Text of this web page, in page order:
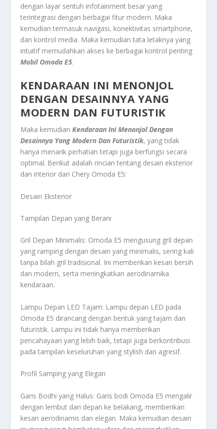
dengan layar sentuh infotainment besar yang
terintegrasi dengan berbagai fitur modern. Maka
kemudian termasuk navigasi, konektivitas smartphone,
dan kontrol media. Maka kemudian tata letaknya yang
intuitif memudahkan akses ke berbagai kontrol penting
Mobil Omoda E5.
KENDARAAN INI MENONJOL
DENGAN DESAINNYA YANG
MODERN DAN FUTURISTIK
Maka kemudianKendaraan Ini Menonjol Dengan
Desainnya Yang Modern Dan Futuristik, yang tidak
hanya menarik perhatian tetapi juga berfungsi secara
optimal. Berikut adalah rincian tentang desain eksterior
dan interior dari Chery Omoda E5:
Desain Eksterior
Tampilan Depan yang Berani
Gril Depan Minimalis: Omoda E5 mengusung gril depan
yang ramping dengan desain yang minimalis, sering kali
tanpa bilah gril tradisional. Ini memberikan kesan bersih
dan modern, serta meningkatkan aerodinamika
kendaraan.
Lampu Depan LED Tajam: Lampu depan LED pada
Omoda E5 dirancang dengan bentuk yang tajam dan
futuristik. Lampu ini tidak hanya memberikan
pencahayaan yang lebih baik, tetapi juga berkontribusi
pada tampilan keseluruhan yang stylish dan agresif.
Profil Samping yang Elegan
Garis Bodhi yang Halus: Garis bodi Omoda E5 mengalir
dengan lembut dari depan ke belakang, memberikan
kesan aerodinamis dan elegan. Maka kemudian desain